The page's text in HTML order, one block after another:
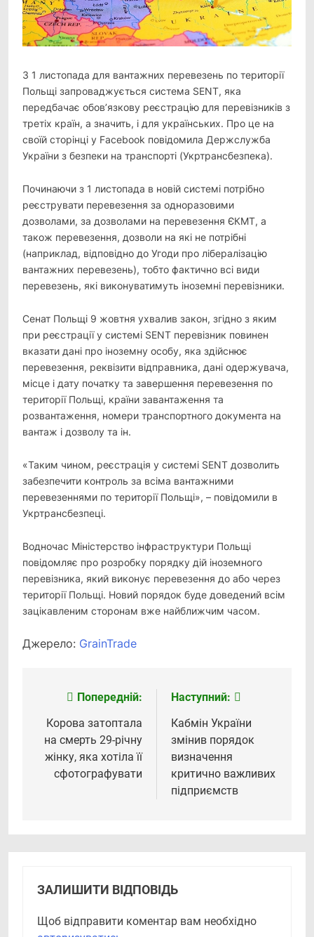
З 1 листопада для вантажних перевезень по території
Польщі запроваджується система SENT, яка
передбачає обов’язкову реєстрацію для перевізників з
третіх країн, а значить, і для українських. Про це на
своїй сторінці у Facebook повідомила Держслужба
України з безпеки на транспорті (Укртрансбезпека).
Починаючи з 1 листопада в новій системі потрібно
реєструвати перевезення за одноразовими
дозволами, за дозволами на перевезення ЄКМТ, а
також перевезення, дозволи на які не потрібні
(наприклад, відповідно до Угоди про лібералізацію
вантажних перевезень), тобто фактично всі види
перевезень, які виконуватимуть іноземні перевізники.
Сенат Польщі 9 жовтня ухвалив закон, згідно з яким
при реєстрації у системі SENT перевізник повинен
вказати дані про іноземну особу, яка здійснює
перевезення, реквізити відправника, дані одержувача,
місце і дату початку та завершення перевезення по
території Польщі, країни завантаження та
розвантаження, номери транспортного документа на
вантаж і дозволу та ін.
«Таким чином, реєстрація у системі SENT дозволить
забезпечити контроль за всіма вантажними
перевезеннями по території Польщі», – повідомили в
Укртрансбезпеці.
Водночас Міністерство інфраструктури Польщі
повідомляє про розробку порядку дій іноземного
перевізника, який виконує перевезення до або через
території Польщі. Новий порядок буде доведений всім
зацікавленим сторонам вже найближчим часом.
Джерело: GrainTrade
Навігація
записів
Попередній:
Корова затоптала
на смерть 29-річну
жінку, яка хотіла її
сфотографувати
Наступний:
Кабмін України
змінив порядок
визначення
критично важливих
підприємств
ЗАЛИШИТИ ВІДПОВІДЬ
Щоб відправити коментар вам необхідно